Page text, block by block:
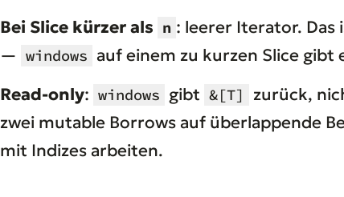
Bei Slice kürzer als n : leerer Iterator. Das
— windows auf einem zu kurzen Slice
Read-only: windows gibt &[T] zurück,
zwei mutable Borrows auf überlappende
mit Indizes arbeiten.